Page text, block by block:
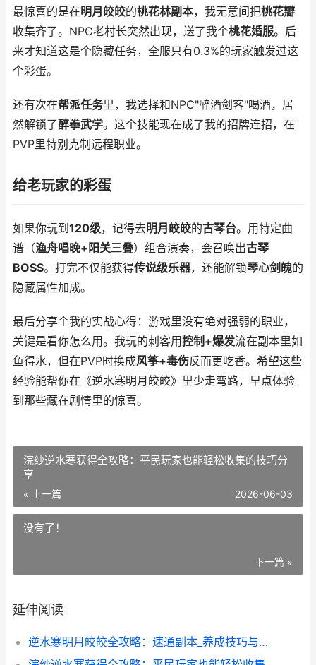
最惊喜的是在明月皎皎的桃花林副本，我无意间把桃花瓣
收集齐了。NPC老村长突然出现，送了我个桃花婚服。后
来才知道这是个隐藏任务，全服只有0.3%的玩家触发过这
个彩蛋。
还有次在帮派任务里，我选择和NPC"醉酒剑客"喝酒，居
然解锁了醉拳武学。这个技能现在成了我的招牌连招，在
PVP里特别克制远程职业。
给老玩家的彩蛋
如果你玩到 120级，记得去明月皎皎的古琴台。用特定曲
谱（渔舟唱晚+阳关三叠）组合演奏，会召唤出古琴
BOSS。打完不仅能获得传说级乐器，还能解锁琴心剑魄的
隐藏属性加成。
最后分享个我的实战心得：游戏里没有绝对强弱的职业，
关键是看你怎么用。我玩的刺客用控制+爆发流在副本里如
鱼得水，但在PVP时换成风筝+毒伤反而更吃香。希望这些
经验能帮你在《逆水寒明月皎皎》里少走弯路，早点体验
到那些藏在剧情里的惊喜。
浣纱逆水寒获得全攻略：平民玩家也能轻松收集的技巧分
享
« 上一篇 2026-06-03
没有了！
下一篇 »
延伸阅读
逆水寒明月皎皎全攻略：速通副本_养成技巧与隐藏剧情揭秘